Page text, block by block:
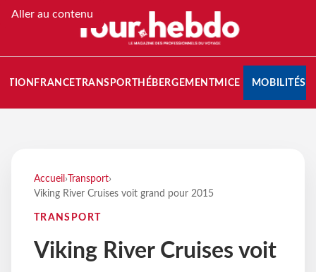
Aller au contenu
FRANCETRANSPORT HÉBERGEMENTMICE MOBILITÉS
Accueil › Transport›
Viking River Cruises voit grand pour 2015
TRANSPORT
Viking River Cruises voit